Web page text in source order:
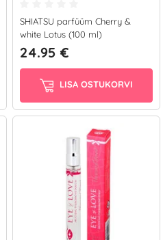
SHIATSU parfüüm Cherry &
white Lotus (100 ml)
24.95 €
LISA OSTUKORVI